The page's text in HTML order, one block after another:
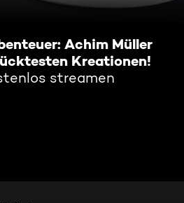
Achim Müller
Kreationen!
streamen